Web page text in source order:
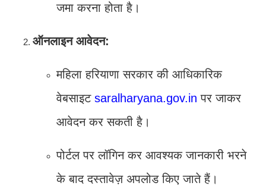
जमा करना होता है।
ऑनलाइन आवेदन:
महिला हरियाणा सरकार की आधिकारिक
वेबसाइट saralharyana.gov.in पर जाकर
आवेदन कर सकती है।
पोर्टल पर लॉगिन कर आवश्यक जानकारी भरने
के बाद दस्तावेज़ अपलोड किए जाते हैं।